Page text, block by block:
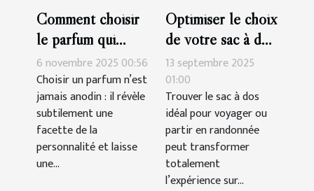
Comment choisir
le parfum qui
complète votre
personnalité?
6 novembre 2025 00:56
Choisir un parfum n’est
jamais anodin : il révèle
subtilement une
facette de la
personnalité et laisse
une...
Optimiser le choix
de votre sac à dos
pour voyages et
randonnées
13 septembre 2025
01:00
Trouver le sac à dos
idéal pour voyager ou
partir en randonnée
peut transformer
totalement
l’expérience sur...